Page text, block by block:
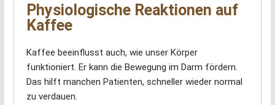
Physiologische Reaktionen auf
Kaffee
Kaffee beeinflusst auch, wie unser Körper
funktioniert. Er kann die Bewegung im Darm fördern.
Das hilft manchen Patienten, schneller wieder normal
zu verdauen.